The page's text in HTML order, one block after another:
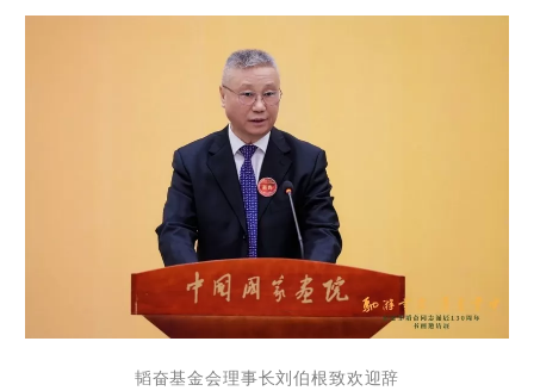
韬奋基金会理事长刘伯根致欢迎辞